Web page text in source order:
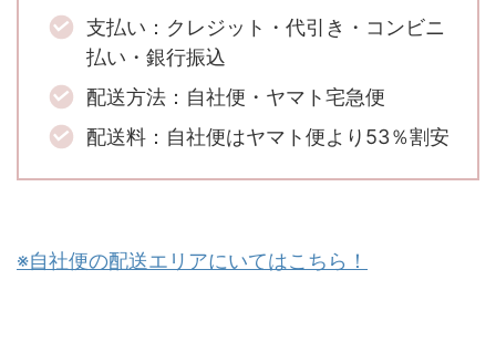
支払い：クレジット・代引き・コンビニ
払い・銀行振込
配送方法：自社便・ヤマト宅急便
配送料：自社便はヤマト便より53％割安
※自社便の配送エリアにいてはこちら！